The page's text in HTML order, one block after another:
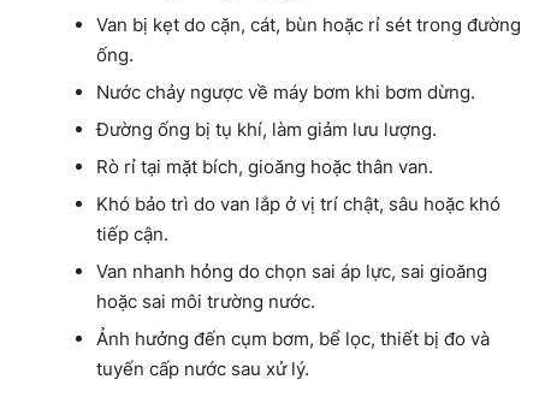
Van bị kẹt do cặn, cát, bùn hoặc rỉ sét trong đường
ống.
Nước chảy ngược về máy bơm khi bơm dừng.
Đường ống bị tụ khí, làm giảm lưu lượng.
Rò rỉ tại mặt bích, gioăng hoặc thân van.
Khó bảo trì do van lắp ở vị trí chật, sâu hoặc khó
tiếp cận.
Van nhanh hỏng do chọn sai áp lực, sai gioăng
hoặc sai môi trường nước.
Ảnh hưởng đến cụm bơm, bể lọc, thiết bị đo và
tuyến cấp nước sau xử lý.